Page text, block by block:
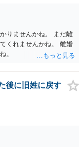
りませんかね。 まだ離
くれませんかね。 離婚
。
後に旧姓に戻す